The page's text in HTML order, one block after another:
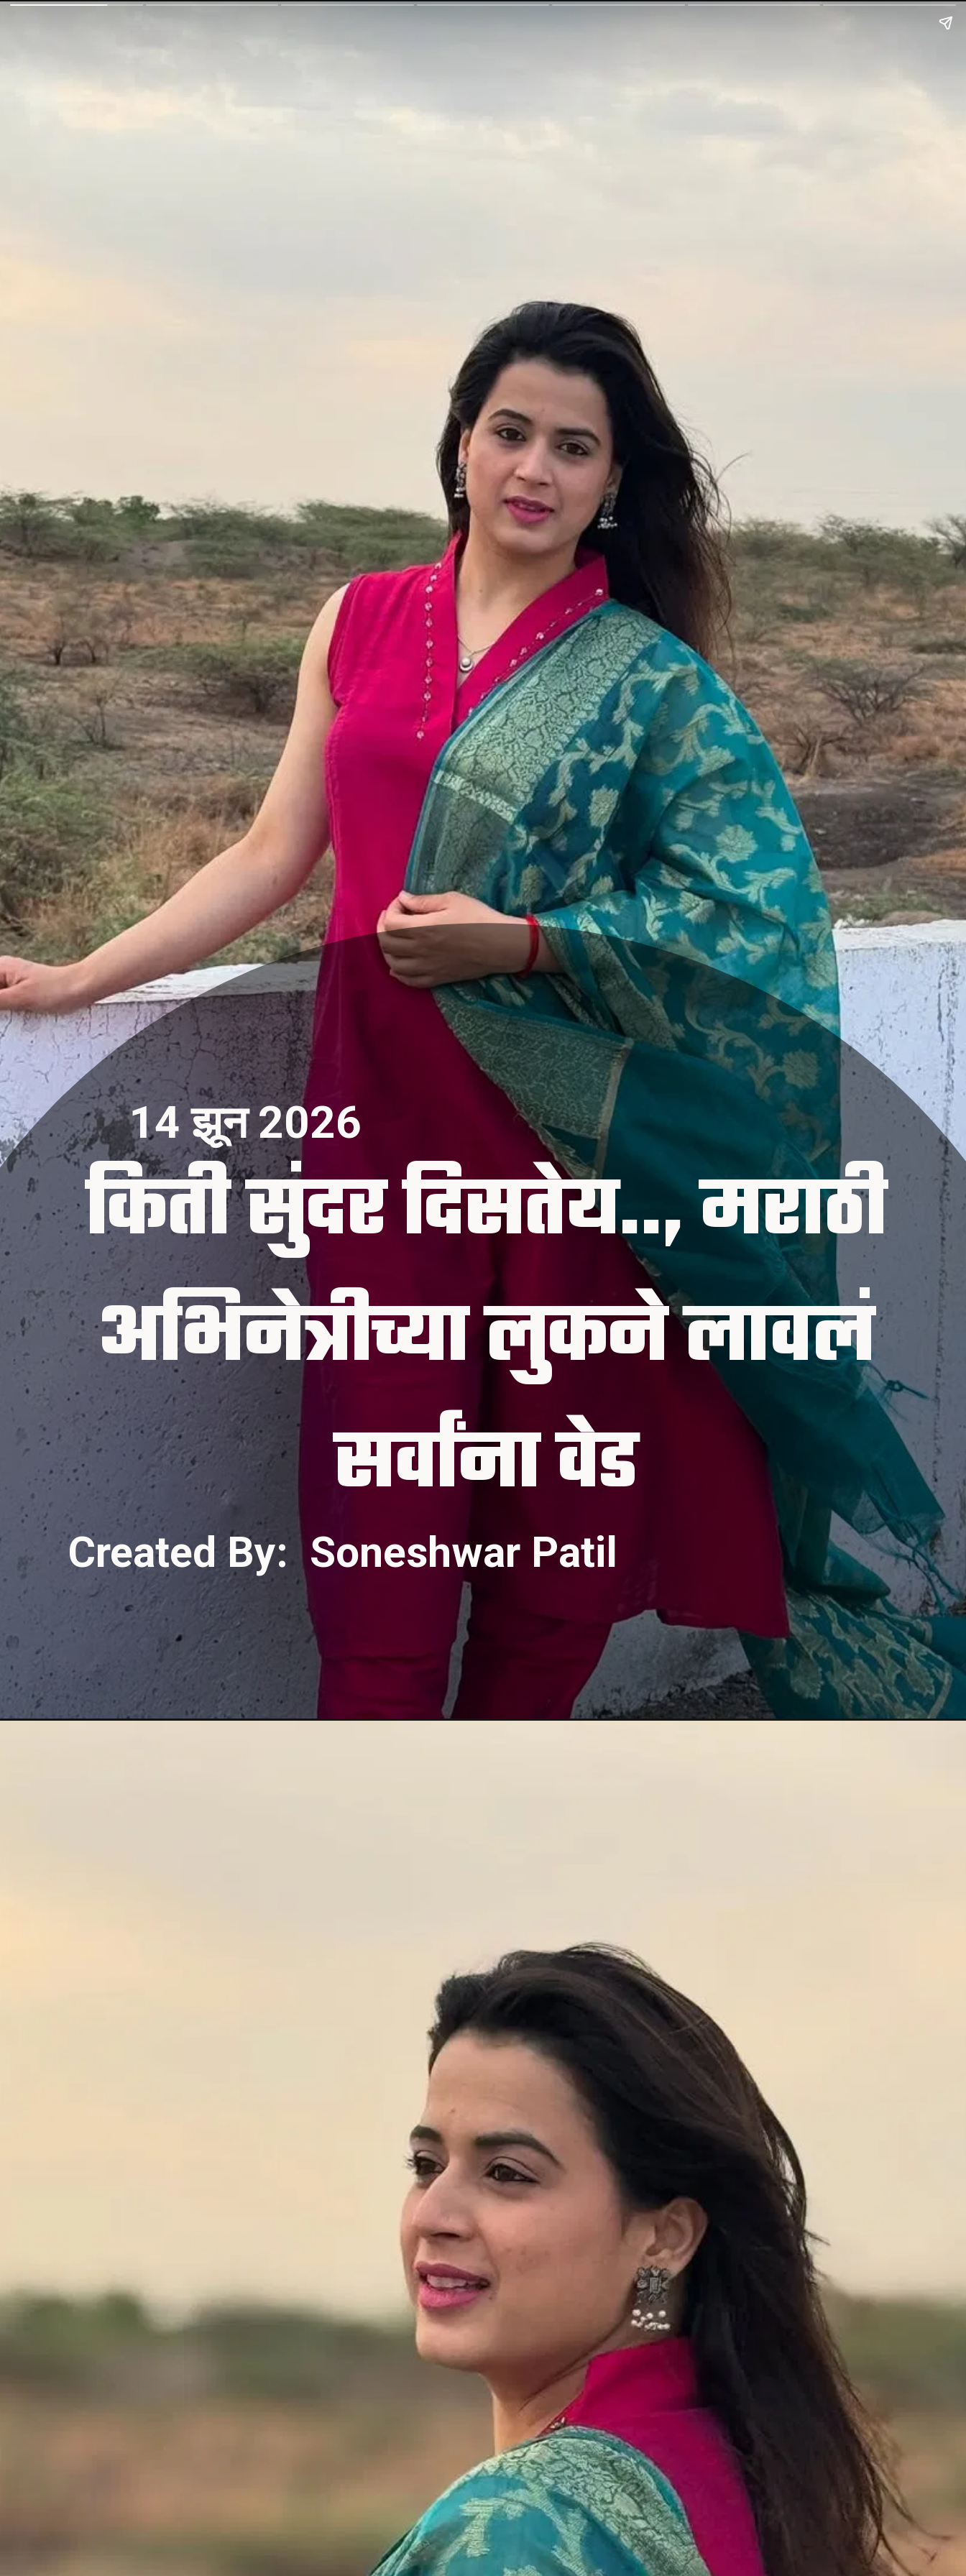
किती सुंदर दिसतेय.., मराठी
अभिनेत्रीच्या लुकने लावलं
सर्वांना वेड
14 झून 2026
Created By: Soneshwar Patil